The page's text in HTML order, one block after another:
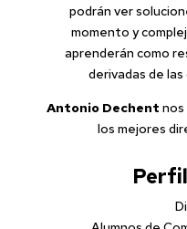
podrán ver
momento y
aprenderán como
derivadas de
Antonio Dechent nos
los mejores